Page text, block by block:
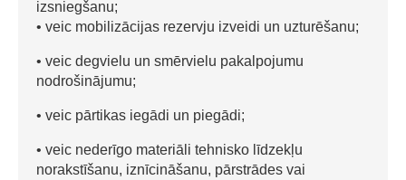
izsniegšanu;
• veic mobilizācijas rezervju izveidi un uzturēšanu;
• veic degvielu un smērvielu pakalpojumu
nodrošinājumu;
• veic pārtikas iegādi un piegādi;
• veic nederīgo materiāli tehnisko līdzekļu
norakstīšanu, iznīcināšanu, pārstrādes vai